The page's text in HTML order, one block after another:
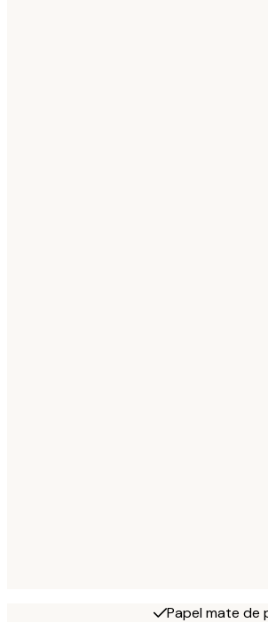
Papel mate de